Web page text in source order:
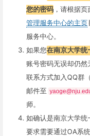
您的密码 ，请根据
管理服务中心的主页
服务中心。
如果您在南京大学统
账号密码无误却仍
联系方式加入QQ群
邮件至
师。
如确认是南京大学
要求需要通过OA系